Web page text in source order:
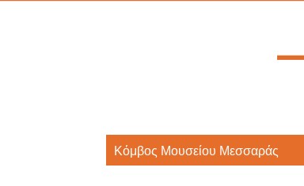
Κόμβος Μουσείου Μεσσαράς